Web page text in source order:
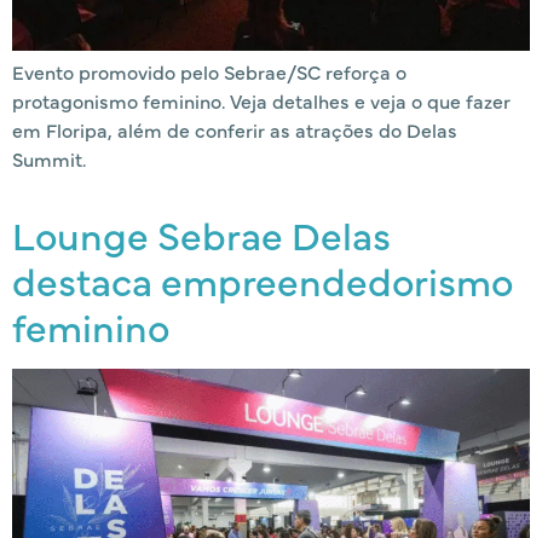
Evento promovido pelo Sebrae/SC reforça o
protagonismo feminino. Veja detalhes e veja o que fazer
em Floripa, além de conferir as atrações do Delas
Summit.
Lounge Sebrae Delas
destaca empreendedorismo
feminino